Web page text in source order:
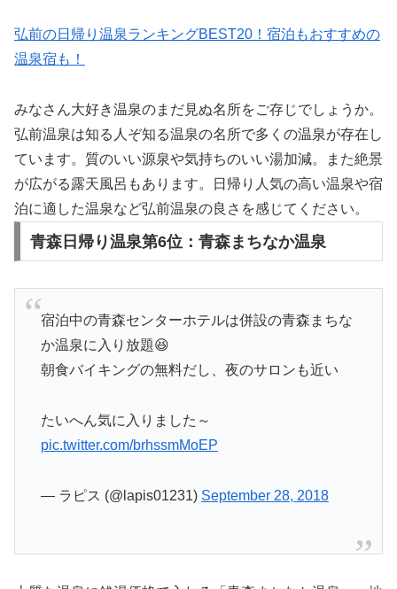
弘前の日帰り温泉ランキングBEST20！宿泊もおすすめの
温泉宿も！
みなさん大好き温泉のまだ見ぬ名所をご存じでしょうか。
弘前温泉は知る人ぞ知る温泉の名所で多くの温泉が存在し
ています。質のいい源泉や気持ちのいい湯加減。また絶景
が広がる露天風呂もあります。日帰り人気の高い温泉や宿
泊に適した温泉など弘前温泉の良さを感じてください。
青森日帰り温泉第6位：青森まちなか温泉
宿泊中の青森センターホテルは併設の青森まちな
か温泉に入り放題😆
朝食バイキングの無料だし、夜のサロンも近い
たいへん気に入りました～
pic.twitter.com/brhssmMoEP
— ラピス (@lapis01231) September 28, 2018